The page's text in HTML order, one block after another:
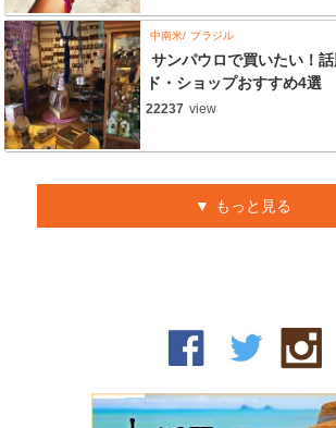
中南米 ブラジル
サンパウロで買いたい！
ド・ショップおすすめ4選
22237 view
もっと見る